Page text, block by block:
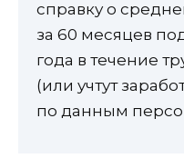
справку о
за 60 месяцев
года в течение
(или учтут
по данным